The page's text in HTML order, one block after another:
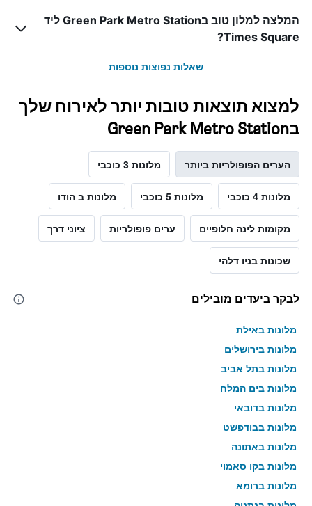
המלצה למלון טוב בGreen Park Metro Station ליד
Times Square?
שאלות נפוצות נוספות
למצוא תוצאות טובות יותר לאירוח שלך
בGreen Park Metro Station
הערים הפופולריות ביותר מלונות 3 כוכבי
מלונות 4 כוכבי מלונות 5 כוכבי מלונות ב הודו
מקומות לינה חלופיים ערים פופולריות ציוני דרך
שכונות בניו דלהי
לבקר ביעדים מובילים
מלונות באילת
מלונות בירושלים
מלונות בתל אביב
מלונות בים המלח
מלונות בדובאי
מלונות בבודפשט
מלונות באתונה
מלונות בקו סאמוי
מלונות ברומא